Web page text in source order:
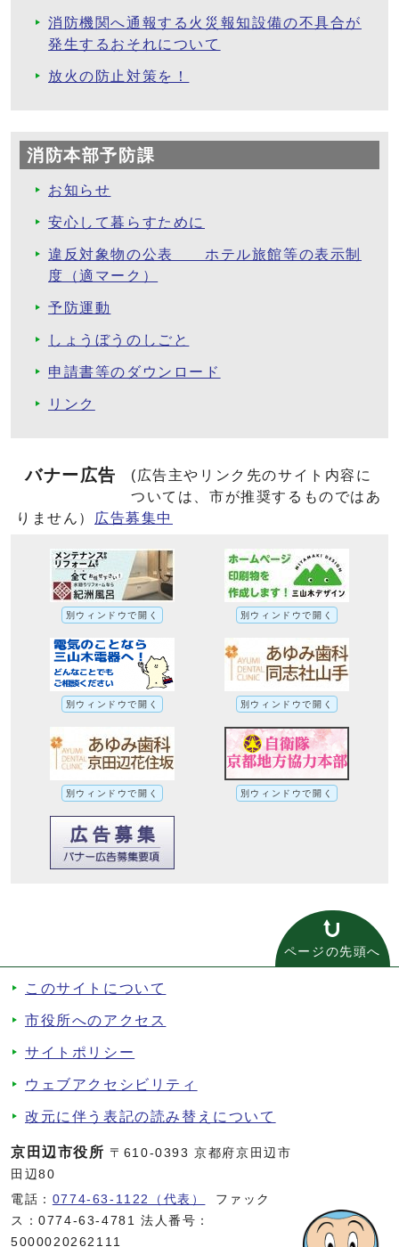
消防機関へ通報する火災報知設備の不具合が
発生するおそれについて
放火の防止対策を！
消防本部予防課
お知らせ
安心して暮らすために
違反対象物の公表 ホテル旅館等の表示制
度（適マーク）
予防運動
しょうぼうのしごと
申請書等のダウンロード
リンク
バナー広告
(広告主やリンク先のサイト内容に
ついては、市が推奨するものではあ
りません）
広告募集中
別ウィンドウで開く 別ウィンドウで開く
別ウィンドウで開く 別ウィンドウで開く
別ウィンドウで開く 別ウィンドウで開く
ページの先頭へ
このサイトについて
市役所へのアクセス
サイトポリシー
ウェブアクセシビリティ
改元に伴う表記の読み替えについて
京田辺市役所 〒610-0393 京都府京田辺市
田辺80
電話： 0774-63-1122（代表）
ファック
ス：0774-63-4781 法人番号：
5000020262111